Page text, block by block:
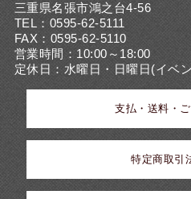
三重県名張市鴻之台4-56
TEL：0595-62-5111
FAX：0595-62-5110
営業時間：10:00～18:00
定休日：水曜日・日曜日(イベ
支払・送料・
特定商取引